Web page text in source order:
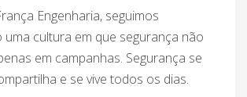
Engenharia, seguimos
cultura em que segurança não
em campanhas. Segurança se
e se vive todos os dias.